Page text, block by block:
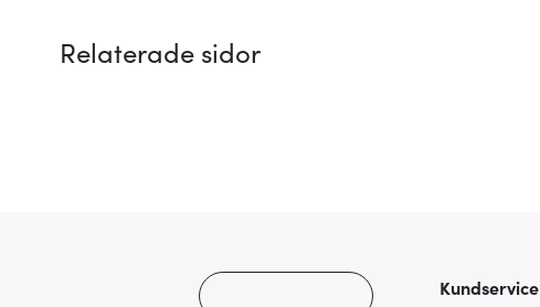
Relaterade sidor
Kundservice